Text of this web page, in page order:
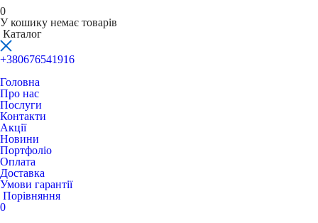
0
У кошику немає товарів
Каталог
+380676541916
Головна
Про нас
Послуги
Контакти
Акції
Новини
Портфоліо
Оплата
Доставка
Умови гарантії
Порівняння
0